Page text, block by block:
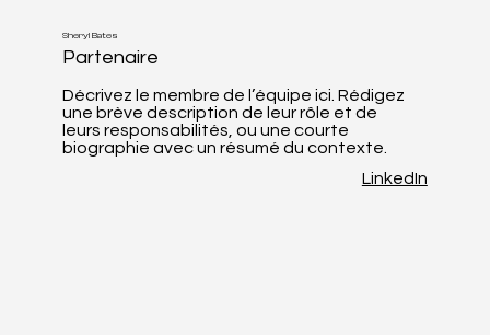
Sheryl Bates
Partenaire
Décrivez le membre de l’équipe ici. Rédigez
une brève description de leur rôle et de
leurs responsabilités, ou une courte
biographie avec un résumé du contexte.
LinkedIn